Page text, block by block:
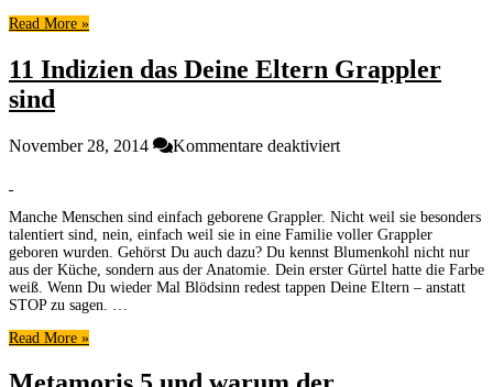
Technikdemonstration
Read More »
11 Indizien das Deine Eltern Grappler
sind
November 28, 2014 Kommentare deaktiviertfür
Deine
Eltern
Grappler
sind
Manche Menschen sind einfach geborene Grappler. Nicht weil sie besonders
talentiert sind, nein, einfach weil sie in eine Familie voller Grappler
geboren wurden. Gehörst Du auch dazu? Du kennst Blumenkohl nicht nur
aus der Küche, sondern aus der Anatomie. Dein erster Gürtel hatte die Farbe
weiß. Wenn Du wieder Mal Blödsinn redest tappen Deine Eltern – anstatt
STOP zu sagen. …
Read More »